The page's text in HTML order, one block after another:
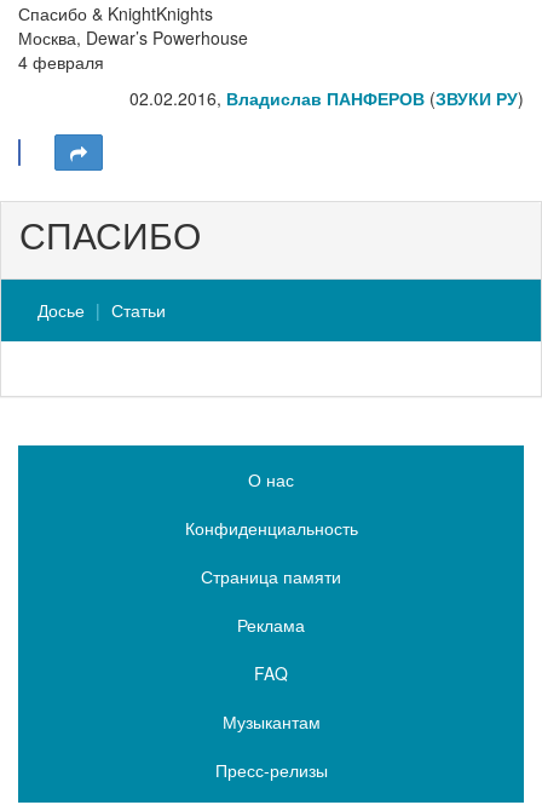
Спасибо & KnightKnights
Москва, Dewar’s Powerhouse
4 февраля
02.02.2016, Владислав ПАНФЕРОВ (ЗВУКИ РУ)
СПАСИБО
Досье Статьи
О нас
Конфиденциальность
Страница памяти
Реклама
FAQ
Музыкантам
Пресс-релизы